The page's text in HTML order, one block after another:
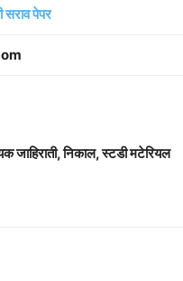
सराव पेपर
जाहिराती, निकाल, स्टडी मटेरियल